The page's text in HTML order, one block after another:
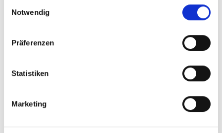
erfahren Sie in unserer
—
Notwendig
Präferenzen
Statistiken
Marketing